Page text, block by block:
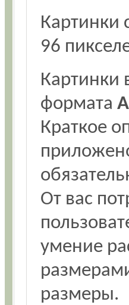
Картинки
96
Картинки
формата
Краткое
От вас
умение
размеры.